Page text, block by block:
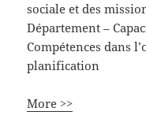
sociale et des
Département –
Compétences dans
planification
More >>